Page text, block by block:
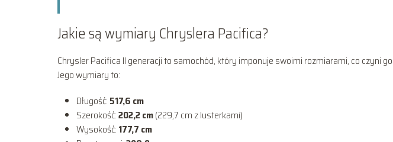
Jakie są wymiary Chryslera Pacifica?
Chrysler Pacifica II generacji to samochód, który imponuje swoimi rozmiarami, co czyni
Jego wymiary to:
Długość: 517,6 cm
Szerokość:202,2 cm(229,7 cm z lusterkami)
Wysokość: 177,7 cm